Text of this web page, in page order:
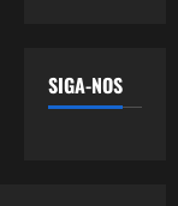
SIGA-NOS